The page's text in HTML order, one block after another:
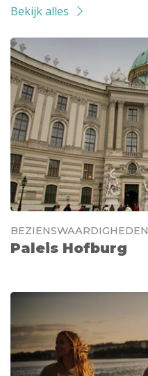
Bekijk alles
BEZIENSWAARDIGHEDEN
Paleis Hofburg